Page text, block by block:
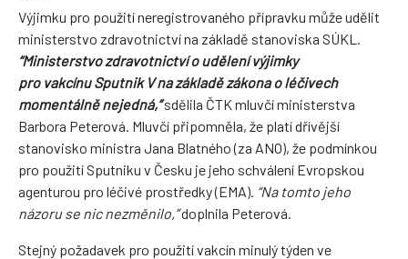
Výjimku pro použití neregistrovaného přípravku může udělit
ministerstvo zdravotnictví na základě stanoviska SÚKL.
“Ministerstvo zdravotnictví o udělení výjimky
pro vakcínu Sputnik V na základě zákona o léčivech
momentálně nejedná,”sdělila ČTK mluvčí ministerstva
Barbora Peterová. Mluvčí připomněla, že platí dřívější
stanovisko ministra Jana Blatného (za ANO), že podmínkou
pro použití Sputniku v Česku je jeho schválení Evropskou
agenturou pro léčivé prostředky (EMA). “Na tomto jeho
názoru se nic nezměnilo,”doplnila Peterová.
Stejný požadavek pro použití vakcín minulý týden ve